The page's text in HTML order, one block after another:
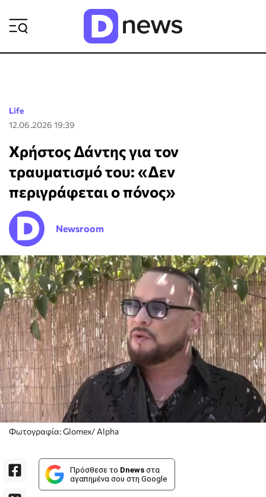
Life
12.06.2026 19:39
Χρήστος Δάντης για τον
τραυματισμό του: «Δεν
περιγράφεται ο πόνος»
Newsroom
Φωτογραφία: Glomex/ Alpha
Πρόσθεσε το Dnews στα
αγαπημένα σου στη Google